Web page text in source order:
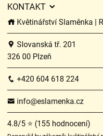
KONTAKT
Květinářství Slaměnka |
Slovanská tř. 201
326 00 Plzeň
+420 604 618 224
info@eslamenka.cz
4.8/5 ⭐ (155 hodnocení)